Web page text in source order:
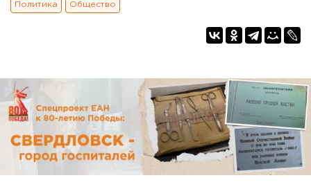
Политика Общество